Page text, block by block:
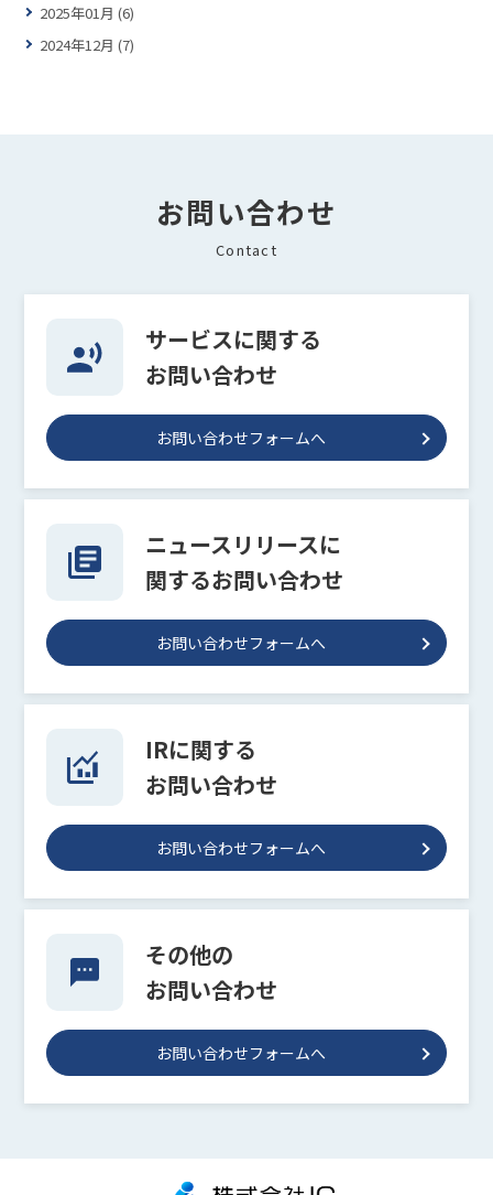
2025年01月 (6)
2024年12月 (7)
お問い合わせ
Contact
サービスに関する
お問い合わせ
お問い合わせフォームへ
ニュースリリースに
関するお問い合わせ
お問い合わせフォームへ
IRに関する
お問い合わせ
お問い合わせフォームへ
その他の
お問い合わせ
お問い合わせフォームへ